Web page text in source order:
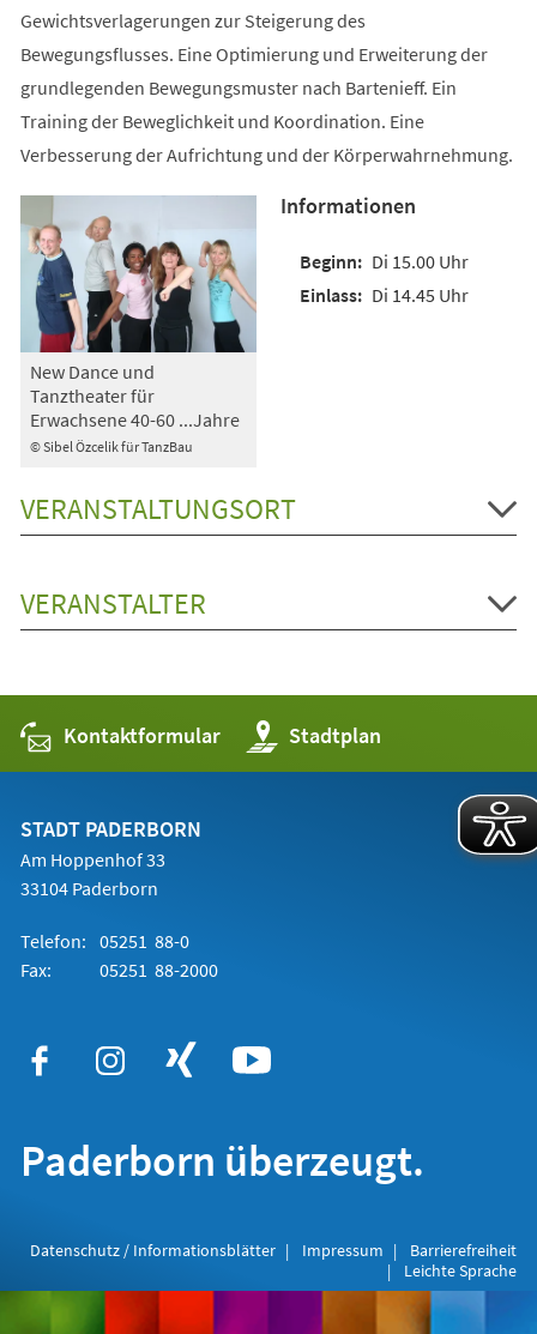
Gewichtsverlagerungen zur Steigerung des
Bewegungsflusses. Eine Optimierung und Erweiterung der
grundlegenden Bewegungsmuster nach Bartenieff. Ein
Training der Beweglichkeit und Koordination. Eine
Verbesserung der Aufrichtung und der Körperwahrnehmung.
© Sibel Özcelik für TanzBau
New Dance und
Tanztheater für
Erwachsene 40-60 ...Jahre
Informationen
Di 15.00 Uhr
Di 14.45 Uhr
VERANSTALTUNGSORT
VERANSTALTER
Kontaktformular Stadtplan
(Öffnet
in
einem
STADT PADERBORN
Am Hoppenhof 33
33104 Paderborn
Telefon: 05251 88-0
Fax:
05251 88-2000
Paderborn überzeugt.
Datenschutz / Informationsblätter Impressum
Barrierefreiheit
Leichte Sprache